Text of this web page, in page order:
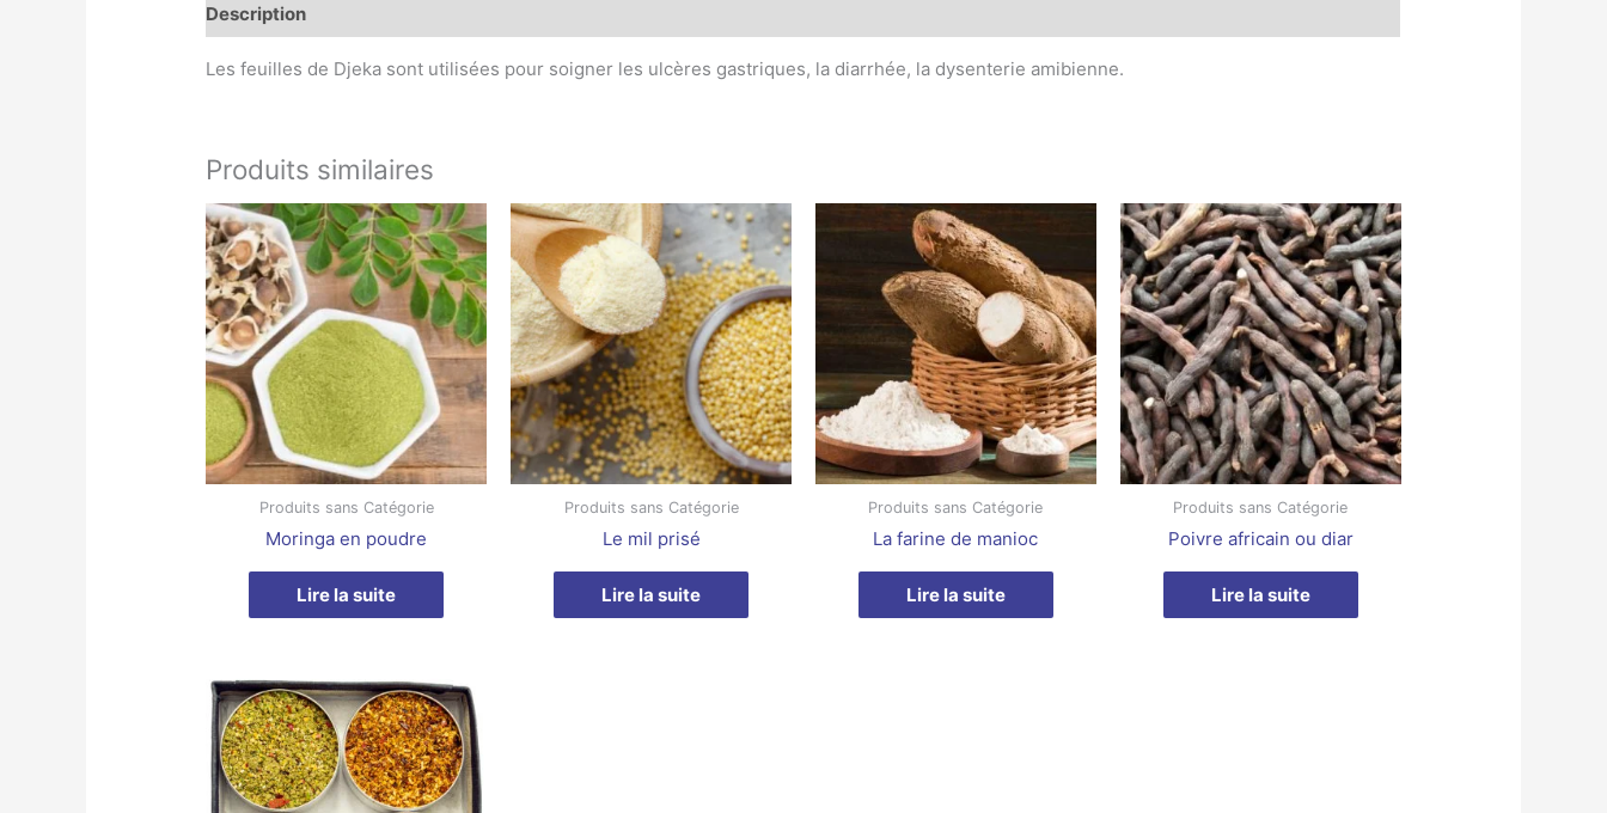
Description
Les feuilles de Djeka sont utilisées pour soigner les ulcères gastriques, la diarrhée, la dysenterie amibienne.
Produits similaires
Produits sans Catégorie
Moringa en poudre
Lire la suite
Produits sans Catégorie
Le mil prisé
Lire la suite
Produits sans Catégorie
La farine de manioc
Lire la suite
Produits sans Catégorie
Poivre africain ou diar
Lire la suite